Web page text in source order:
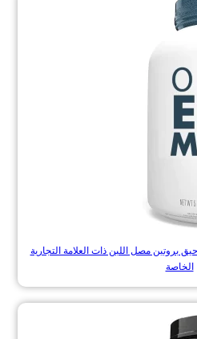
بروتين مصل اللبن ذات العلامة التجارية
الخاصة